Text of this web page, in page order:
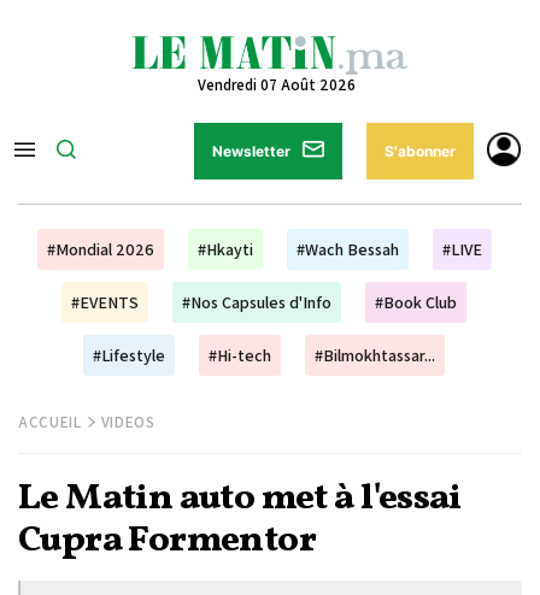
Vendredi 07 Août 2026
Newsletter S'abonner
#Mondial 2026 #Hkayti #Wach Bessah #LIVE
#EVENTS #Nos Capsules d'Info #Book Club
#Lifestyle #Hi-tech #Bilmokhtassar...
ACCUEIL VIDEOS
Le Matin auto met à l'essai
Cupra Formentor